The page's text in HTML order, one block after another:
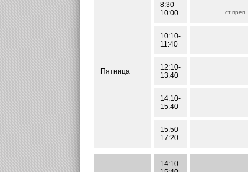
Пятница
8:30-
10:00
ст.преп.
10:10-
11:40
12:10-
13:40
14:10-
15:40
15:50-
17:20
14:10-